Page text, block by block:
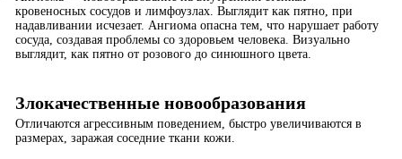
кровеносных сосудов и лимфоузлах. Выглядит как пятно, при
надавливании исчезает. Ангиома опасна тем, что нарушает работу
сосуда, создавая проблемы со здоровьем человека. Визуально
выглядит, как пятно от розового до синюшного цвета.
Злокачественные новообразования
Отличаются агрессивным поведением, быстро увеличиваются в
размерах, заражая соседние ткани кожи.